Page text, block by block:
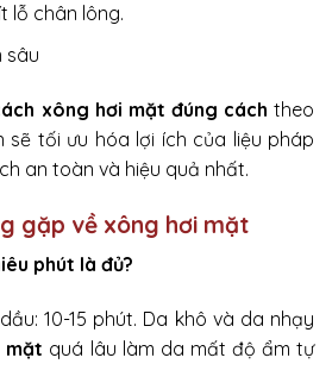
lỗ chân lông.
sâu
xông hơi mặt đúng cách theo
sẽ tối ưu hóa lợi ích của liệu pháp
an toàn và hiệu quả nhất.
gặp về xông hơi mặt
phút là đủ?
10-15 phút. Da khô và da nhạy
mặt quá lâu làm da mất độ ẩm tự